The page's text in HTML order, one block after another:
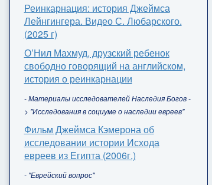
Реинкарнация: история Джеймса
Лейнгингера. Видео С. Любарского.
(2025 г)
О’Нил Махмуд, друзский ребенок
свободно говорящий на английском,
история о реинкарнации
- Материалы исследователей Наследия Богов -
> "Исследования в социуме о наследии евреев"
Фильм Джеймса Кэмерона об
исследовании истории Исхода
евреев из Египта (2006г.)
- "Еврейский вопрос"